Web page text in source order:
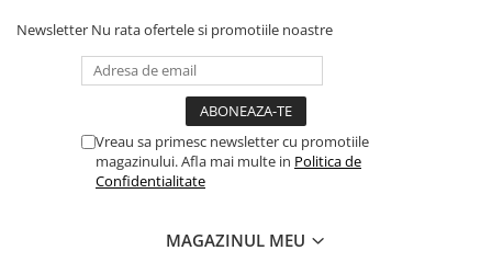
Newsletter Nu rata ofertele si promotiile noastre
Vreau sa primesc newsletter cu promotiile
magazinului. Afla mai multe in Politica de
Confidentialitate
MAGAZINUL MEU